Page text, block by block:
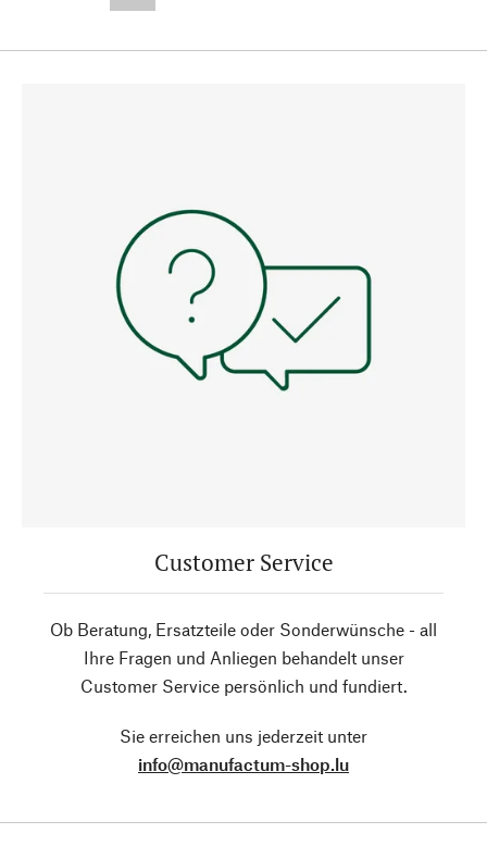
Customer Service
Ob Beratung, Ersatzteile oder Sonderwünsche - all
Ihre Fragen und Anliegen behandelt unser
Customer Service persönlich und fundiert.
Sie erreichen uns jederzeit unter
info@manufactum-shop.lu